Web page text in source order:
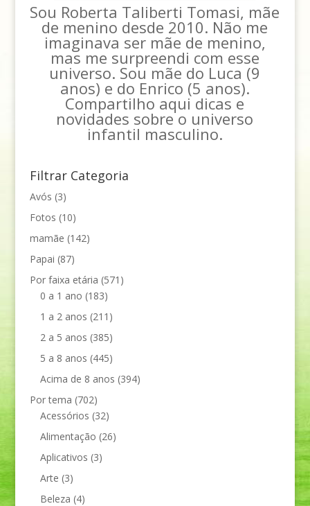
Sou Roberta Taliberti Tomasi, mãe
de menino desde 2010. Não me
imaginava ser mãe de menino,
mas me surpreendi com esse
universo. Sou mãe do Luca (9
anos) e do Enrico (5 anos).
Compartilho aqui dicas e
novidades sobre o universo
infantil masculino.
Filtrar Categoria
Avós (3)
Fotos (10)
mamãe (142)
Papai (87)
Por faixa etária (571)
0 a 1 ano (183)
1 a 2 anos (211)
2 a 5 anos (385)
5 a 8 anos (445)
Acima de 8 anos (394)
Por tema (702)
Acessórios (32)
Alimentação (26)
Aplicativos (3)
Arte (3)
Beleza (4)